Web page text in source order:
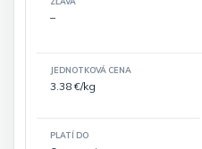
–
JEDNOTKOVÁ CENA
3.38 €/kg
PLATÍ DO